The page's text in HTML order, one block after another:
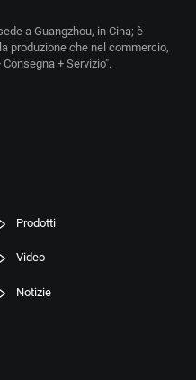
a Guangzhou, in Cina; è
produzione che nel commercio,
+ Servizio".
Prodotti
Video
Notizie